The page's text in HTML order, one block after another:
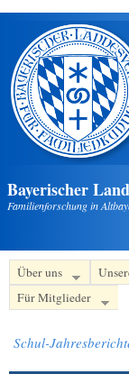
Direkt zum Inhalt
Bayerischer
Familienforschung in
Über uns
Für Mitglieder
Schul-